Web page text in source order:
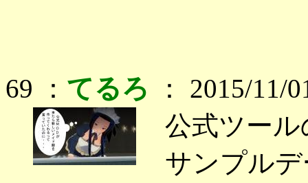
69 ： てるろ ： 2015/11/
公式ツール
サンプルデ